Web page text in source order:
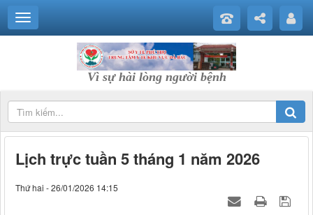
Vì sự hài lòng người bệnh
Lịch trực tuần 5 tháng 1 năm 2026
Thứ hai - 26/01/2026 14:15